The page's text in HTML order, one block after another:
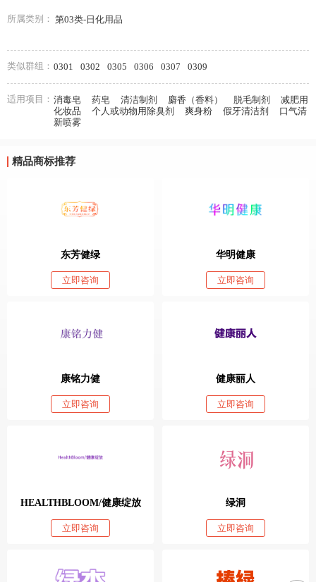
所属类别： 第03类-日化用品
类似群组： 0301 0302 0305 0306 0307 0309
适用项目： 消毒皂 药皂 清洁制剂 麝香（香料） 脱毛制剂
减肥用
化妆品
个人或动物用除臭剂 爽身粉 假牙清洁剂
口气清
新喷雾
精品商标推荐
东芳健绿
立即咨询
华明健康
立即咨询
康铭力健
立即咨询
健康丽人
立即咨询
HEALTHBLOOM/健康绽放
立即咨询
绿洞
立即咨询